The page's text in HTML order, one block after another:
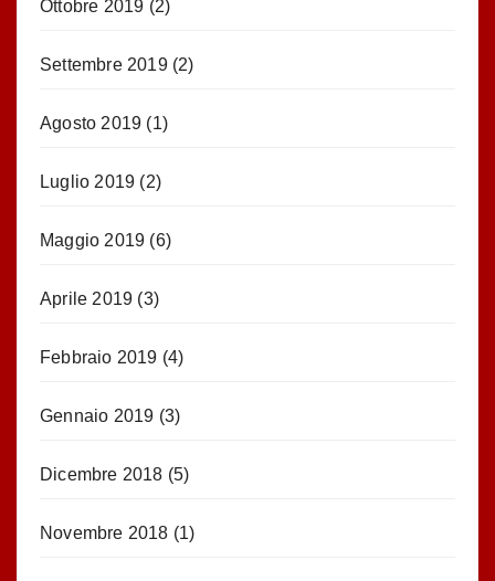
Ottobre 2019 (2)
Settembre 2019(2)
Agosto 2019 (1)
Luglio 2019 (2)
Maggio 2019 (6)
Aprile 2019 (3)
Febbraio 2019 (4)
Gennaio 2019 (3)
Dicembre 2018 (5)
Novembre 2018 (1)